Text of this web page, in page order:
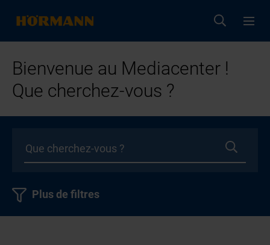
Bienvenue au Mediacenter !
Que cherchez-vous ?
Plus de filtres